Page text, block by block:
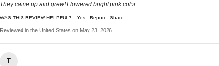
They came up and grew! Flowered bright pink color.
WAS THIS REVIEW HELPFUL? Yes Report Share
Reviewed in the United States on May 23, 2026
T